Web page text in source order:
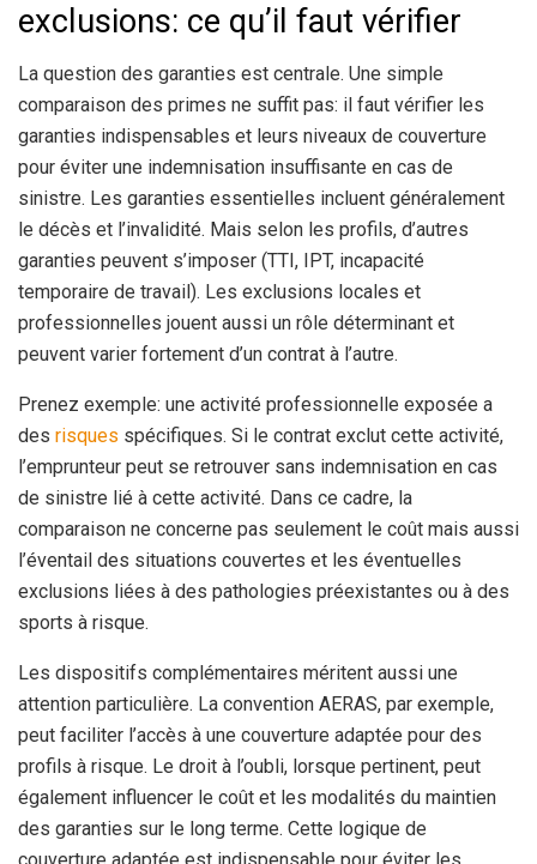
exclusions: ce qu’il faut vérifier
La question des garanties est centrale. Une simple
comparaison des primes ne suffit pas: il faut vérifier les
garanties indispensables et leurs niveaux de couverture
pour éviter une indemnisation insuffisante en cas de
sinistre. Les garanties essentielles incluent généralement
le décès et l’invalidité. Mais selon les profils, d’autres
garanties peuvent s’imposer (TTI, IPT, incapacité
temporaire de travail). Les exclusions locales et
professionnelles jouent aussi un rôle déterminant et
peuvent varier fortement d’un contrat à l’autre.
Prenez exemple: une activité professionnelle exposée a
des risques spécifiques. Si le contrat exclut cette activité,
l’emprunteur peut se retrouver sans indemnisation en cas
de sinistre lié à cette activité. Dans ce cadre, la
comparaison ne concerne pas seulement le coût mais aussi
l’éventail des situations couvertes et les éventuelles
exclusions liées à des pathologies préexistantes ou à des
sports à risque.
Les dispositifs complémentaires méritent aussi une
attention particulière. La convention AERAS, par exemple,
peut faciliter l’accès à une couverture adaptée pour des
profils à risque. Le droit à l’oubli, lorsque pertinent, peut
également influencer le coût et les modalités du maintien
des garanties sur le long terme. Cette logique de